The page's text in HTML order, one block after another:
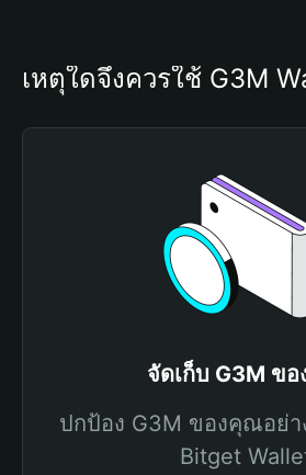
เหตุใดจึงควรใช้ G3M
จัดเก็บ G3M ข
ปกป้อง G3M ของคุณอย่า
Bitget